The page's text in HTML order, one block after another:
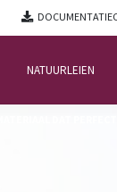
NATUURLEIEN
DAT